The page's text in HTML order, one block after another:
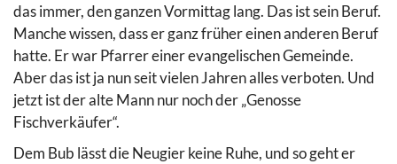
das immer, den ganzen Vormittag lang. Das ist sein Beruf.
Manche wissen, dass er ganz früher einen anderen Beruf
hatte. Er war Pfarrer einer evangelischen Gemeinde.
Aber das ist ja nun seit vielen Jahren alles verboten. Und
jetzt ist der alte Mann nur noch der „Genosse
Fischverkäufer“.
Dem Bub lässt die Neugier keine Ruhe, und so geht er